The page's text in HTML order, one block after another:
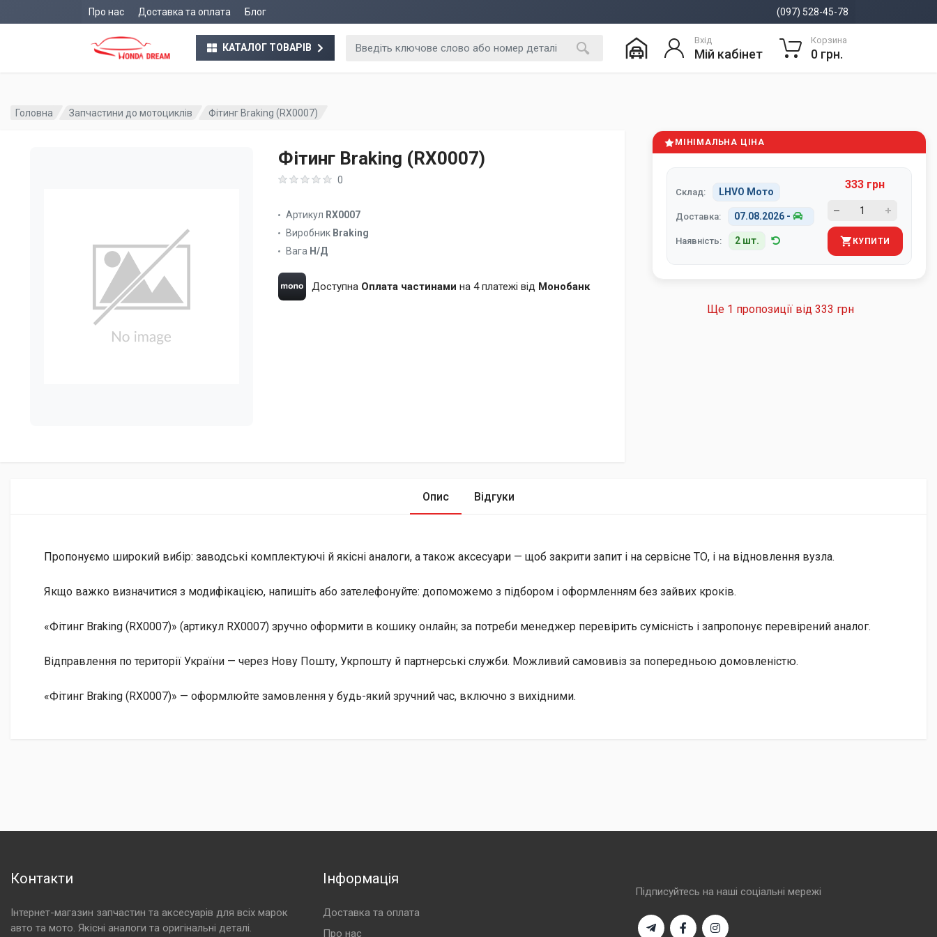
Про нас Доставка та оплата Блог (097) 528-45-78
КАТАЛОГ ТОВАРІВ
Вхід
Мій кабінет
Корзина
0 грн.
Головна Запчастини до мотоциклів Фітинг Braking (RX0007)
Фітинг Braking (RX0007)
0
Артикул RX0007
Виробник Braking
Вага Н/Д
Доступна Оплата частинами на 4 платежі від Монобанк
МІНІМАЛЬНА ЦІНА
Склад: LHVO Мото
Доставка: 07.08.2026 -
Наявність: 2 шт.
333 грн
КУПИТИ
Ще 1 пропозиції від333 грн
Опис Відгуки
Пропонуємо широкий вибір: заводські комплектуючі й якісні аналоги, а також аксесуари — щоб закрити запит і на сервісне ТО, і на відновлення вузла.
Якщо важко визначитися з модифікацією, напишіть або зателефонуйте: допоможемо з підбором і оформленням без зайвих кроків.
«Фітинг Braking (RX0007)» (артикул RX0007) зручно оформити в кошику онлайн; за потреби менеджер перевірить сумісність і запропонує перевірений аналог.
Відправлення по території України — через Нову Пошту, Укрпошту й партнерські служби. Можливий самовивіз за попередньою домовленістю.
«Фітинг Braking (RX0007)» — оформлюйте замовлення у будь-який зручний час, включно з вихідними.
Контакти
Інтернет-магазин запчастин та аксесуарів для всіх марок
авто та мото. Якісні аналоги та оригінальні деталі.
Інформація
Доставка та оплата
Про нас
Підписуйтесь на наші соціальні мережі